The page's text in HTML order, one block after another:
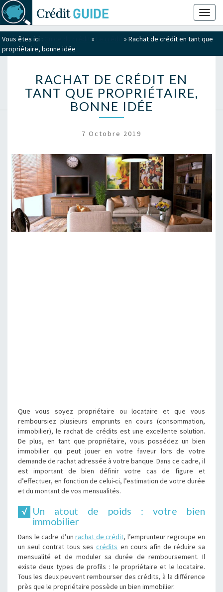
Vous êtes ici :
» »Rachat de crédit en tant que
propriétaire, bonne idée
RACHAT DE CRÉDIT EN
TANT QUE PROPRIÉTAIRE,
BONNE IDÉE
7 Octobre 2019
Que vous soyez propriétaire ou locataire et que vous
remboursiez plusieurs emprunts en cours (consommation,
immobilier), le rachat de crédits est une excellente solution.
De plus, en tant que propriétaire, vous possédez un bien
immobilier qui peut jouer en votre faveur lors de votre
demande de rachat adressée à votre banque. Dans ce cadre, il
est important de bien définir votre cas de figure et
d’effectuer, en fonction de celui-ci, l’estimation de votre durée
et du montant de vos mensualités.
Un atout de poids : votre bien
immobilier
Dans le cadre d’unrachat de crédit, l’emprunteur regroupe en
un seul contrat tous sescrédits en cours afin de réduire sa
mensualité et de moduler sa durée de remboursement. Il
existe deux types de profils : le propriétaire et le locataire.
Tous les deux peuvent rembourser des crédits, à la différence
près que le propriétaire possède un bien immobilier.